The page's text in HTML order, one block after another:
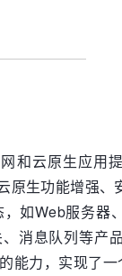
和云原生应用
原生功能增强、
如Web服务器
消息队列等产
能力，实现了